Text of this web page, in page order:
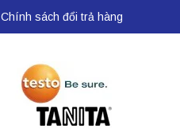
Chính sách đổi trả hàng